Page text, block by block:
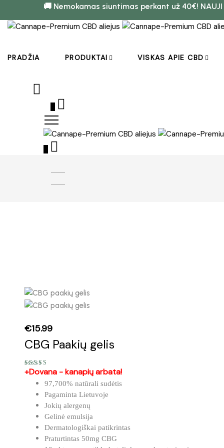
🚚 Nemokamas siuntimas perkant už 40€!
PRADŽIA PRODUKTAI VISKAS APIE CBD
€15.99
CBG Paakių gelis
Įvertinimas:
+Dovana - kanapių arbata!
97,700% natūrali sudėtis
Pagaminta Lietuvoje
Jokių alergenų
Gelinė emulsija
Dermatologiškai patikrintas
Praturtintas 50mg CBG